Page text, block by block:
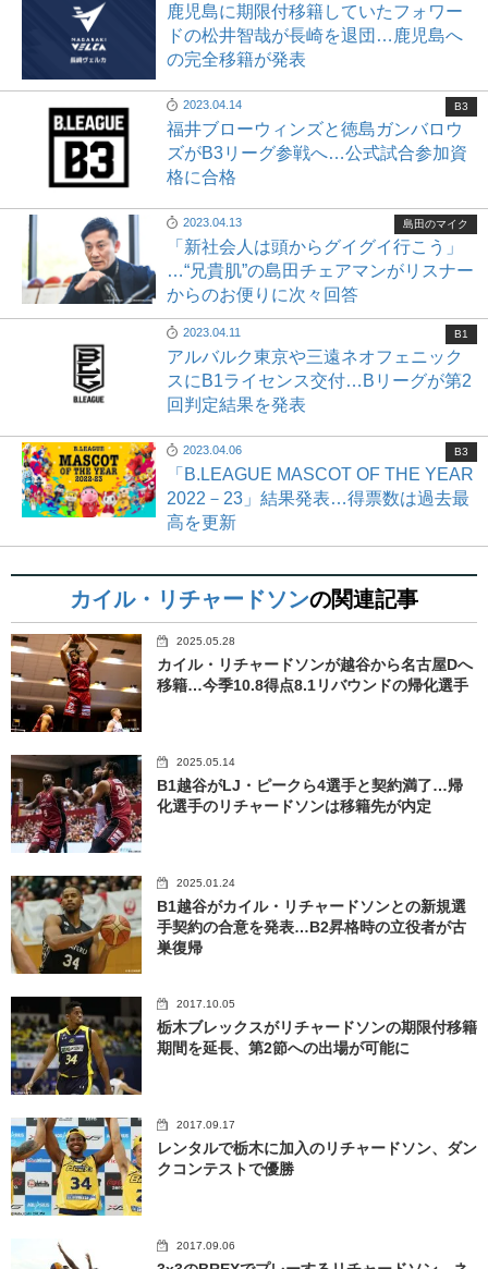
鹿児島に期限付移籍していたフォワー
ドの松井智哉が長崎を退団…鹿児島へ
の完全移籍が発表
2023.04.14
福井ブローウィンズと徳島ガンバロウ
ズがB3リーグ参戦へ…公式試合参加資
格に合格
B3
2023.04.13
「新社会人は頭からグイグイ行こう」
…“兄貴肌”の島田チェアマンがリスナー
からのお便りに次々回答
島田のマイク
2023.04.11
アルバルク東京や三遠ネオフェニック
スにB1ライセンス交付…Bリーグが第2
回判定結果を発表
B1
2023.04.06
「B.LEAGUE MASCOT OF THE YEAR
2022－23」結果発表…得票数は過去最
高を更新
B3
カイル・リチャードソンの関連記事
2025.05.28
カイル・リチャードソンが越谷から名古屋Dへ
移籍…今季10.8得点8.1リバウンドの帰化選手
2025.05.14
B1越谷がLJ・ピークら4選手と契約満了…帰
化選手のリチャードソンは移籍先が内定
2025.01.24
B1越谷がカイル・リチャードソンとの新規選
手契約の合意を発表…B2昇格時の立役者が古
巣復帰
2017.10.05
栃木ブレックスがリチャードソンの期限付移籍
期間を延長、第2節への出場が可能に
2017.09.17
レンタルで栃木に加入のリチャードソン、ダン
クコンテストで優勝
2017.09.06